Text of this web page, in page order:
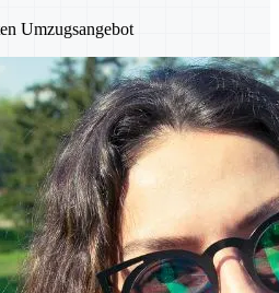
Umzugsangebot